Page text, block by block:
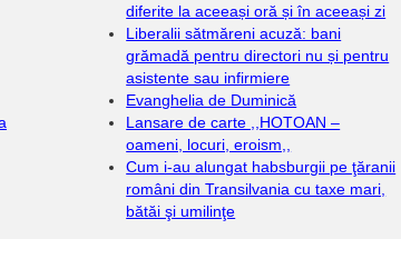
diferite la aceeași oră și în aceeași zi
Liberalii sătmăreni acuză: bani
grămadă pentru directori nu și pentru
asistente sau infirmiere
Evanghelia de Duminică
Lansare de carte ,,HOTOAN –
oameni, locuri, eroism,,
Cum i-au alungat habsburgii pe ţăranii
români din Transilvania cu taxe mari,
bătăi şi umilinţe